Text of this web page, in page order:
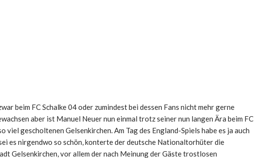
beim FC Schalke 04 oder zumindest bei dessen Fans nicht mehr gerne
aber ist Manuel Neuer nun einmal trotz seiner nun langen Ära beim FC
viel gescholtenen Gelsenkirchen. Am Tag des England-Spiels habe es ja auch
es nirgendwo so schön, konterte der deutsche Nationaltorhüter die
Gelsenkirchen, vor allem der nach Meinung der Gäste trostlosen